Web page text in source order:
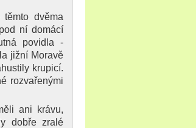
dvěma
ní domácí
povidla -
jižní Moravě
krupicí.
rozvařenými
ani krávu,
dobře zralé